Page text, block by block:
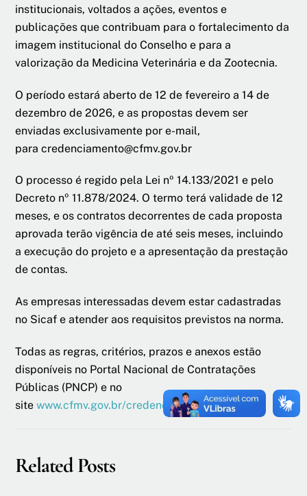
institucionais, voltados a ações, eventos e
publicações que contribuam para o fortalecimento da
imagem institucional do Conselho e para a
valorização da Medicina Veterinária e da Zootecnia.
O período estará aberto de 12 de fevereiro a 14 de
dezembro de 2026, e as propostas devem ser
enviadas exclusivamente por e-mail,
para credenciamento@cfmv.gov.br
O processo é regido pela Lei nº 14.133/2021 e pelo
Decreto nº 11.878/2024. O termo terá validade de 12
meses, e os contratos decorrentes de cada proposta
aprovada terão vigência de até seis meses, incluindo
a execução do projeto e a apresentação da prestação
de contas.
As empresas interessadas devem estar cadastradas
no Sicaf e atender aos requisitos previstos na norma.
Todas as regras, critérios, prazos e anexos estão
disponíveis no Portal Nacional de Contratações
Públicas (PNCP) e no
sitewww.cfmv.gov.br/credenciamento
Related Posts